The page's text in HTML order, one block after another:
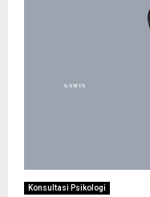
Konsultasi Psikologi